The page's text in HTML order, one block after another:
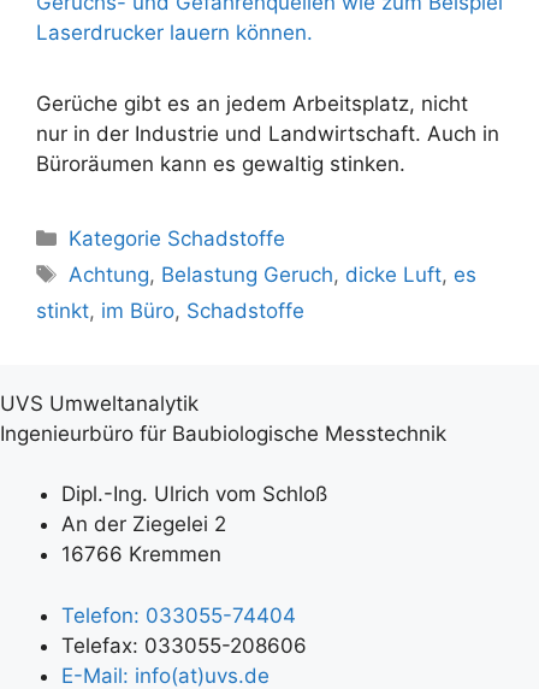
Gerüche gibt es an jedem Arbeitsplatz, nicht
nur in der Industrie und Landwirtschaft. Auch in
Büroräumen kann es gewaltig stinken.
Kategorien
Kategorie Schadstoffe
Schlagwörter
Achtung, Belastung Geruch, dicke Luft, es
stinkt, im Büro, Schadstoffe
UVS Umweltanalytik
Ingenieurbüro für Baubiologische Messtechnik
Dipl.-Ing. Ulrich vom Schloß
An der Ziegelei 2
16766 Kremmen
Telefon: 033055-74404
Telefax: 033055-208606
E-Mail: info(at)uvs.de